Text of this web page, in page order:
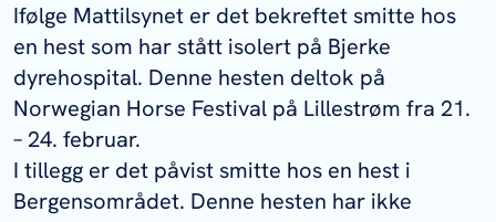
Ifølge Mattilsynet er det bekreftet smitte hos
en hest som har stått isolert på Bjerke
dyrehospital. Denne hesten deltok på
Norwegian Horse Festival på Lillestrøm fra 21.
– 24. februar.
I tillegg er det påvist smitte hos en hest i
Bergensområdet. Denne hesten har ikke